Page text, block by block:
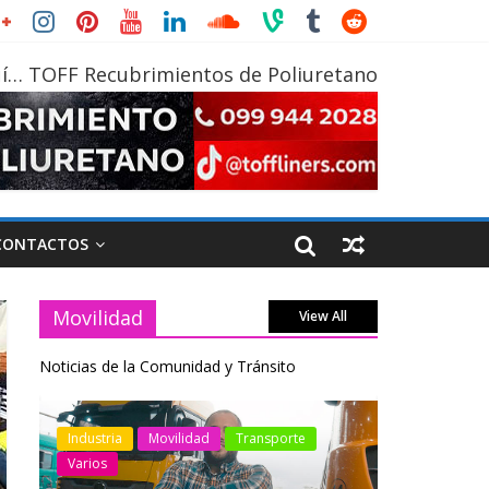
TOFF Recubrimientos de Poliuretano
Movilidad View All
Noticias de la Comunidad y Tránsito
Industria Movilidad
Transporte
Varios